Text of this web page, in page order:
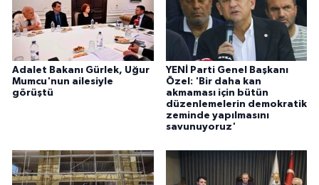
Adalet Bakanı Gürlek, Uğur
Mumcu'nun ailesiyle
görüştü
YENİ Parti Genel Başkanı
Özel: 'Bir daha kan
akmaması için bütün
düzenlemelerin demokratik
zeminde yapılmasını
savunuyoruz'